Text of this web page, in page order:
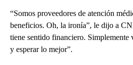
“Somos proveedores de atención
beneficios. Oh, la ironía”, le dijo a
tiene sentido financiero. Simplemente
y esperar lo mejor”.